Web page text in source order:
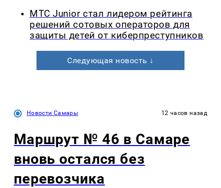
МТС Junior стал лидером рейтинга
решений сотовых операторов для
защиты детей от киберпреступников
Следующая новость ↓
Новости Самары 12 часов назад
Маршрут № 46 в Самаре
вновь остался без
перевозчика